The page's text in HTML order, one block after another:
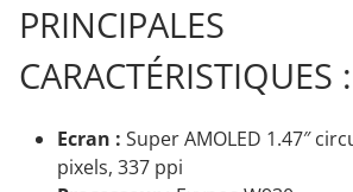
PRINCIPALES
CARACTÉRISTIQUES :
Ecran : Super AMOLED 1.47″
pixels, 337 ppi